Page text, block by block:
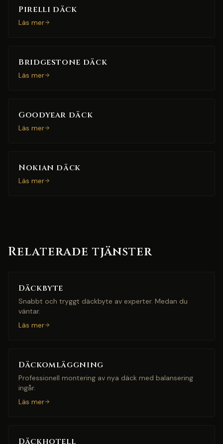
Pirelli däck
Läs mer
Bridgestone däck
Läs mer
Goodyear däck
Läs mer
Nokian däck
Läs mer
Relaterade tjänster
Däckbyte
Snabbt och tryggt däckbyte av experter. Medan du
väntar.
Läs mer
Däckomläggning
Professionell montering av nya däck med balansering
ingår.
Läs mer
Däckhotell